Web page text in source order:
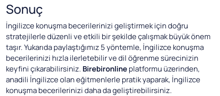
Sonuç
İngilizce konuşma becerilerinizi geliştirmek için doğru
stratejilerle düzenli ve etkili bir şekilde çalışmak büyük önem
taşır. Yukarıda paylaştığımız 5 yöntemle, İngilizce konuşma
becerilerinizi hızla ilerletebilir ve dil öğrenme sürecinizin
keyfini çıkarabilirsiniz. Birebironlineplatformu üzerinden,
anadili İngilizce olan eğitmenlerle pratik yaparak, İngilizce
konuşma becerilerinizi daha da geliştirebilirsiniz.